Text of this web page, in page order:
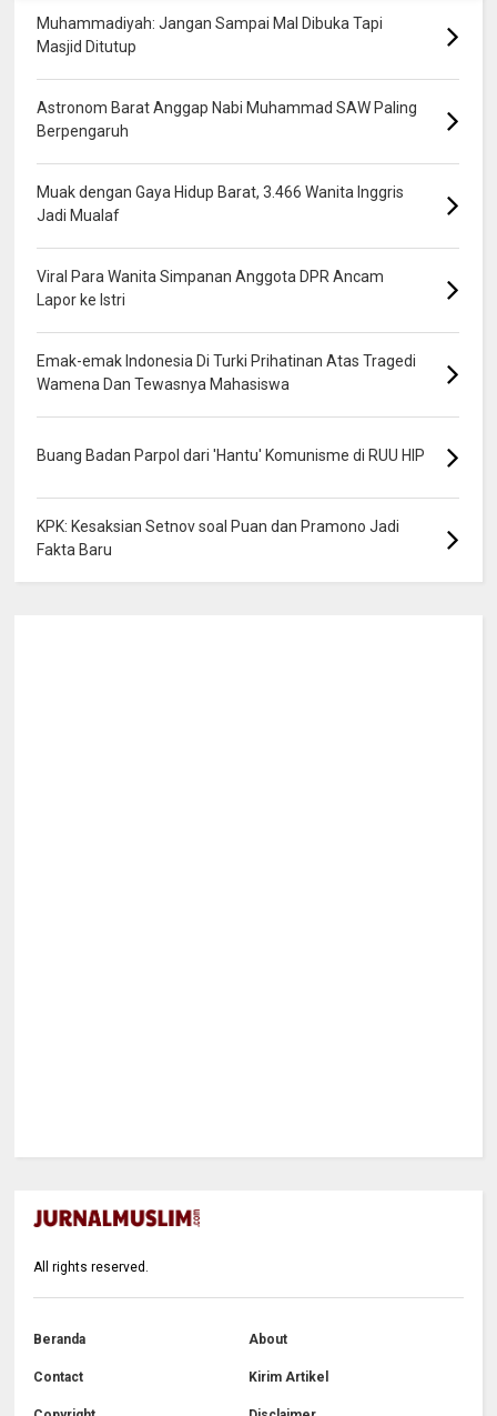
Muhammadiyah: Jangan Sampai Mal Dibuka Tapi
Masjid Ditutup
Astronom Barat Anggap Nabi Muhammad SAW Paling
Berpengaruh
Muak dengan Gaya Hidup Barat, 3.466 Wanita Inggris
Jadi Mualaf
Viral Para Wanita Simpanan Anggota DPR Ancam
Lapor ke Istri
Emak-emak Indonesia Di Turki Prihatinan Atas Tragedi
Wamena Dan Tewasnya Mahasiswa
Buang Badan Parpol dari 'Hantu' Komunisme di RUU HIP
KPK: Kesaksian Setnov soal Puan dan Pramono Jadi
Fakta Baru
All rights reserved.
Beranda About
Contact Kirim Artikel